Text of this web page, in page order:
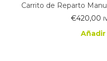
Carrito de Reparto
€420,00